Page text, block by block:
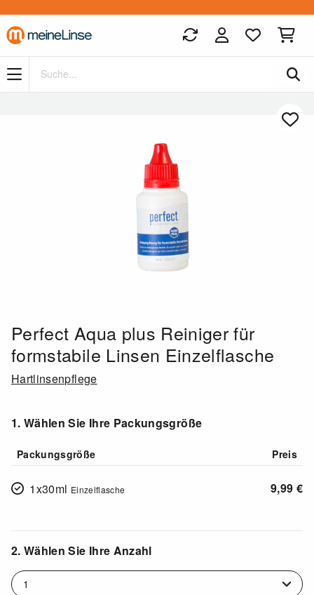
Zum Hauptinhalt springen
Perfect Aqua plus Reiniger für
formstabile Linsen Einzelflasche
Hartlinsenpflege
1. Wählen Sie Ihre Packungsgröße
Packungsgröße Preis
1x30ml Einzelflasche 9,99 €
2. Wählen Sie Ihre Anzahl